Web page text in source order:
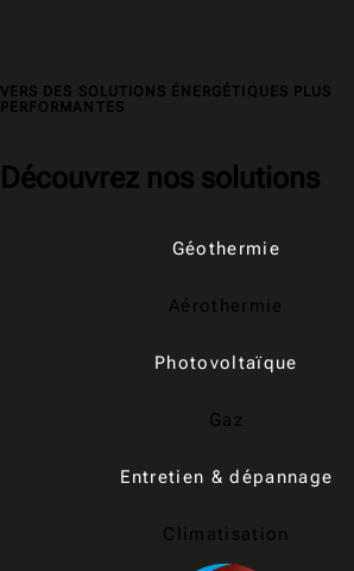
VERS DES SOLUTIONS ÉNERGÉTIQUES PLUS
PERFORMANTES
Découvrez nos solutions
Géothermie
Aérothermie
Photovoltaïque
Gaz
Entretien & dépannage
Climatisation